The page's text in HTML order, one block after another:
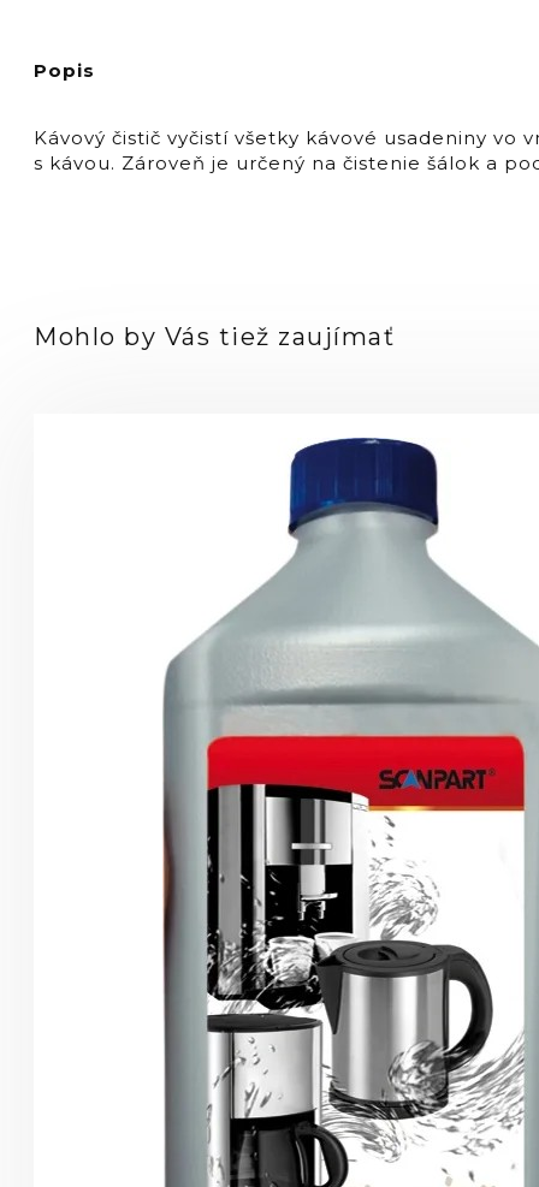
Powder
900g
Popis
Kávový čistič vyčistí všetky kávové usadeniny vo
s kávou. Zároveň je určený na čistenie šálok a
Mohlo by Vás tiež zaujímať